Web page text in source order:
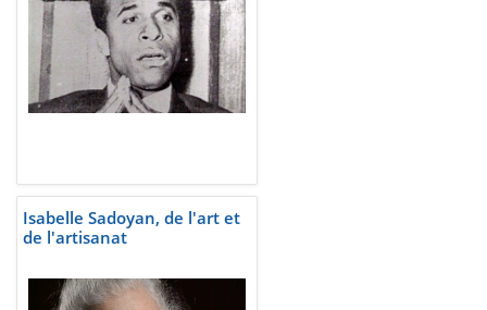
Isabelle Sadoyan, de l'art et
de l'artisanat